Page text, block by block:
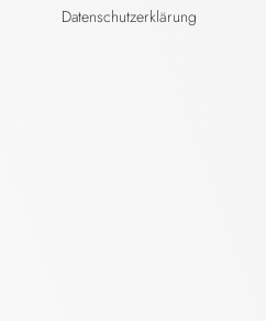
Datenschutzerklärung